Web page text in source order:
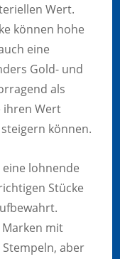
Wert.
können hohe
eine
Gold- und
als
ihren Wert
können.
lohnende
Stücke
mit
aber